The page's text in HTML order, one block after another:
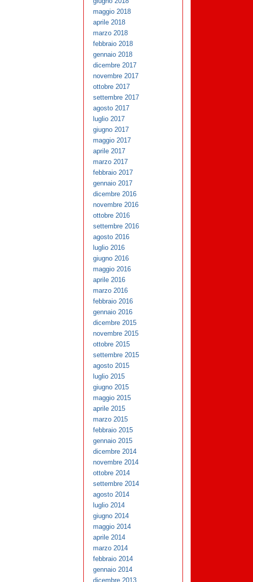
maggio 2018
aprile 2018
marzo 2018
febbraio 2018
gennaio 2018
dicembre 2017
novembre 2017
ottobre 2017
settembre 2017
agosto 2017
luglio 2017
giugno 2017
maggio 2017
aprile 2017
marzo 2017
febbraio 2017
gennaio 2017
dicembre 2016
novembre 2016
ottobre 2016
settembre 2016
agosto 2016
luglio 2016
giugno 2016
maggio 2016
aprile 2016
marzo 2016
febbraio 2016
gennaio 2016
dicembre 2015
novembre 2015
ottobre 2015
settembre 2015
agosto 2015
luglio 2015
giugno 2015
maggio 2015
aprile 2015
marzo 2015
febbraio 2015
gennaio 2015
dicembre 2014
novembre 2014
ottobre 2014
settembre 2014
agosto 2014
luglio 2014
giugno 2014
maggio 2014
aprile 2014
marzo 2014
febbraio 2014
gennaio 2014
dicembre 2013